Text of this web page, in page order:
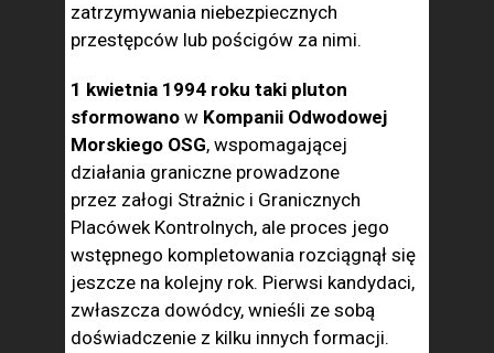
zatrzymywania niebezpiecznych
przestępców lub pościgów za nimi.
1 kwietnia 1994 roku taki pluton
sformowano w Kompanii Od­wodowej
Morskiego OSG, wspomagającej
działania graniczne pro­wadzone
przez załogi Strażnic i Granicznych
Placówek Kontrolnych, ale proces jego
wstępnego kompletowania rozciągnął się
jeszcze na kolejny rok. Pierwsi kandydaci,
zwłaszcza dowódcy, wnieśli ze sobą
doświadczenie z kilku innych formacji.